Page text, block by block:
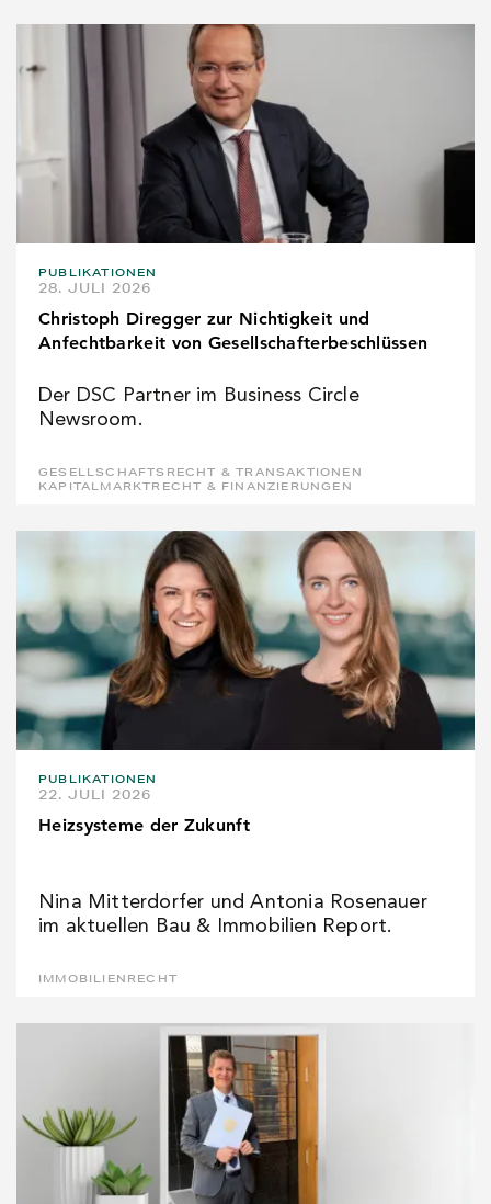
PUBLIKATIONEN
28. JULI 2026
Christoph Diregger zur Nichtigkeit und
Anfechtbarkeit von Gesellschafterbeschlüssen
Der DSC Partner im Business Circle
Newsroom.
GESELLSCHAFTSRECHT & TRANSAKTIONEN
KAPITALMARKTRECHT & FINANZIERUNGEN
PUBLIKATIONEN
22. JULI 2026
Heizsysteme der Zukunft
Nina Mitterdorfer und Antonia Rosenauer
im aktuellen Bau & Immobilien Report.
IMMOBILIENRECHT